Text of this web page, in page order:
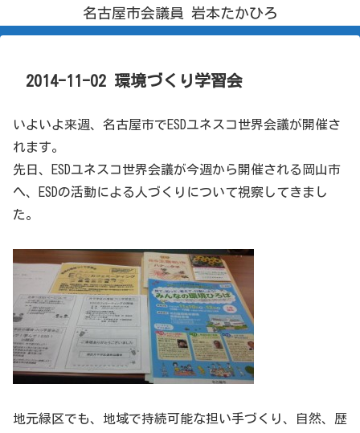
名古屋市会議員 岩本たかひろ
2014-11-02 環境づくり学習会
いよいよ来週、名古屋市でESDユネスコ世界会議が開催さ
れます。
先日、ESDユネスコ世界会議が今週から開催される岡山市
へ、ESDの活動による人づくりについて視察してきまし
た。
地元緑区でも、地域で持続可能な担い手づくり、自然、歴